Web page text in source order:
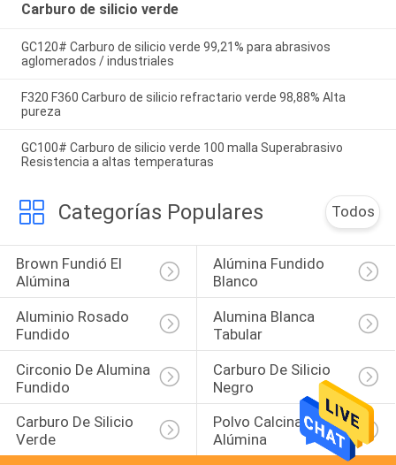
Carburo de silicio verde
GC120# Carburo de silicio verde 99,21% para abrasivos
aglomerados / industriales
F320 F360 Carburo de silicio refractario verde 98,88% Alta
pureza
GC100# Carburo de silicio verde 100 malla Superabrasivo
Resistencia a altas temperaturas
Categorías Populares Todos
Brown Fundió El
Alúmina
Alúmina Fundido
Blanco
Aluminio Rosado
Fundido
Alumina Blanca
Tabular
Circonio De Alumina
Fundido
Carburo De Silicio
Negro
Carburo De Silicio
Verde
Polvo Calcinado Del
Alúmina